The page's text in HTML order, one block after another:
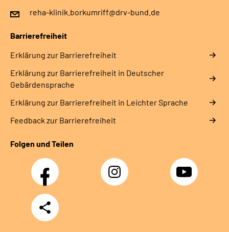
reha-klinik.borkumriff@drv-bund.de
Barrierefreiheit
Erklärung zur Barrierefreiheit
Erklärung zur Barrierefreiheit in Deutscher
Gebärdensprache
Erklärung zur Barrierefreiheit in Leichter Sprache
Feedback zur Barrierefreiheit
Folgen und Teilen
Facebook Instagram YouTube
Teilen